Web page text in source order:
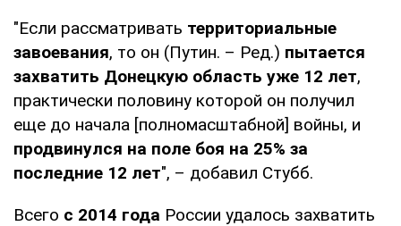
"Если рассматривать территориальные
завоевания, то он (Путин. – Ред.) пытается
захватить Донецкую область уже 12 лет,
практически половину которой он получил
еще до начала [полномасштабной] войны, и
продвинулся на поле боя на 25% за
последние 12 лет", – добавил Стубб.
Всего с 2014 года России удалось захватить